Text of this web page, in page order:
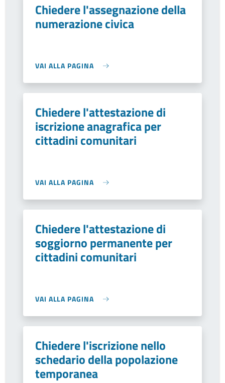
Chiedere l'assegnazione della
numerazione civica
VAI ALLA PAGINA
Chiedere l'attestazione di
iscrizione anagrafica per
cittadini comunitari
VAI ALLA PAGINA
Chiedere l'attestazione di
soggiorno permanente per
cittadini comunitari
VAI ALLA PAGINA
Chiedere l'iscrizione nello
schedario della popolazione
temporanea